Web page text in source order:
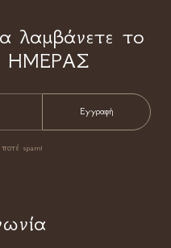
λαμβάνετε το
ΗΜΕΡΑΣ
spam!